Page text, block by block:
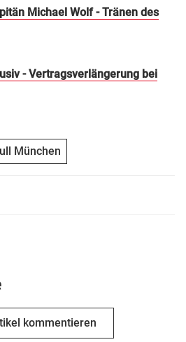
Michael Wolf - Tränen des
- Vertragsverlängerung bei
München
kommentieren